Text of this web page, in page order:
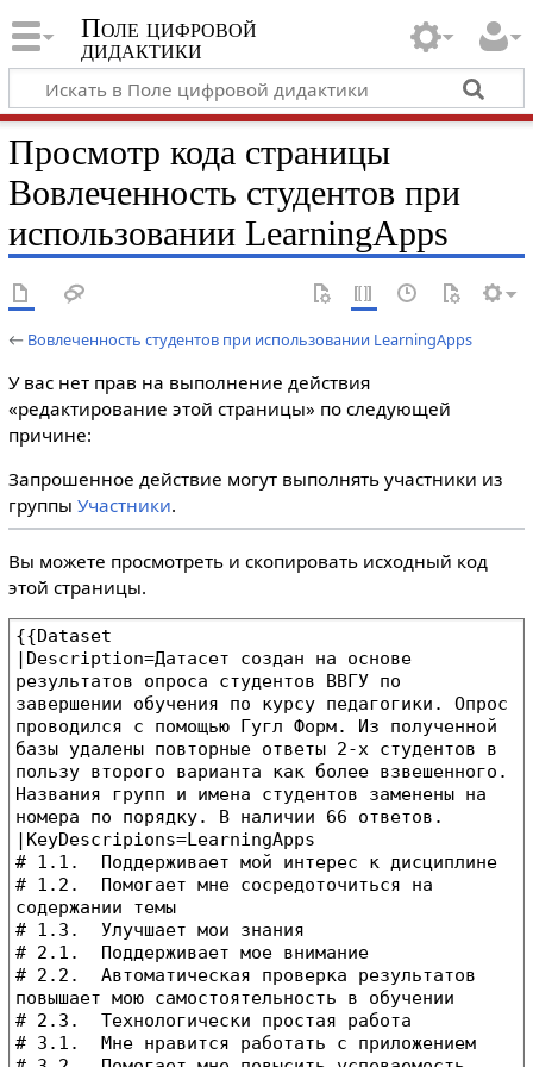
Поле цифровой
дидактики
Просмотр кода страницы
Вовлеченность студентов при
использовании LearningApps
← Вовлеченность студентов при использовании LearningApps
У вас нет прав на выполнение действия
«редактирование этой страницы» по следующей
причине:
Запрошенное действие могут выполнять участники из
группы Участники.
Вы можете просмотреть и скопировать исходный код
этой страницы.